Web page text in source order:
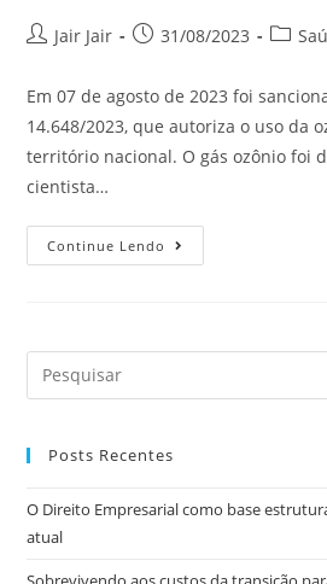
Jair Jair 31/08/2023
Em 07 de agosto de 2023 foi
14.648/2023, que autoriza o uso da
território nacional. O gás ozônio foi
cientista…
Continue Lendo
Posts Recentes
O Direito Empresarial como base
atual